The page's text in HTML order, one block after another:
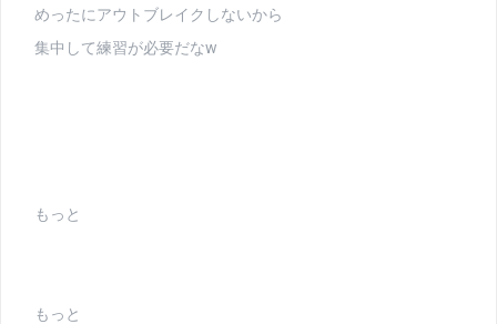
めったにアウトブレイクしないから
集中して練習が必要だなw
もっと
もっと